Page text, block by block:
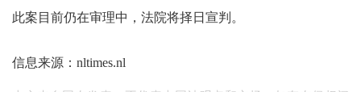
此案目前仍在审理中，法院将择日宣判。
信息来源：nltimes.nl